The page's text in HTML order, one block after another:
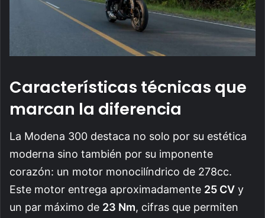
Características técnicas que
marcan la diferencia
La Modena 300 destaca no solo por su estética
moderna sino también por su imponente
corazón: un motor monocilíndrico de 278cc.
Este motor entrega aproximadamente 25 CV y
un par máximo de 23 Nm, cifras que permiten